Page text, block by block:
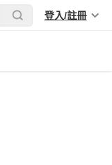
登入/註冊